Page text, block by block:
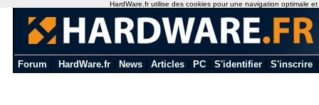
Forum HardWare.fr News Articles PC S'identifier S'inscrire
HardWare.fr utilise des cookies pour une navigation optimale